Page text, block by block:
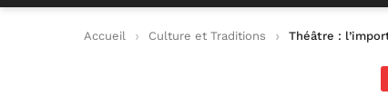
Accueil Culture et Traditions Théâtre :